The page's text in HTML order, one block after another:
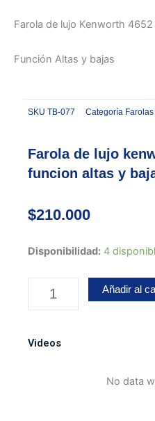
Farola de lujo Kenworth
Función Altas y bajas
SKU TB-077 Categoría Farolas
Farola de lujo
funcion altas y
$210.000
Disponibilidad: 4
Farola
kenworth
funcion
Añadir al
Videos
No data